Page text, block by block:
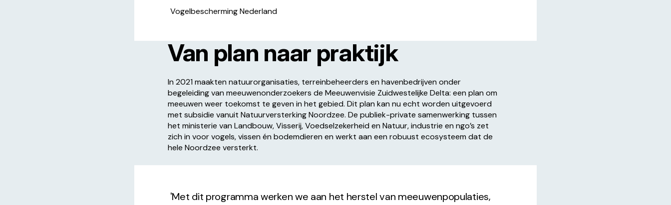
Vogelbescherming Nederland
Van plan naar praktijk
In 2021 maakten natuurorganisaties, terreinbeheerders en havenbedrijven onder
begeleiding van meeuwenonderzoekers de Meeuwenvisie Zuidwestelijke Delta: een plan om
meeuwen weer toekomst te geven in het gebied. Dit plan kan nu echt worden uitgevoerd
met subsidie vanuit Natuurversterking Noordzee. De publiek-private samenwerking tussen
het ministerie van Landbouw, Visserij, Voedselzekerheid en Natuur, industrie en ngo’s zet
zich in voor vogels, vissen én bodemdieren en werkt aan een robuust ecosysteem dat de
hele Noordzee versterkt.
'Met dit programma werken we aan het herstel van meeuwenpopulaties,